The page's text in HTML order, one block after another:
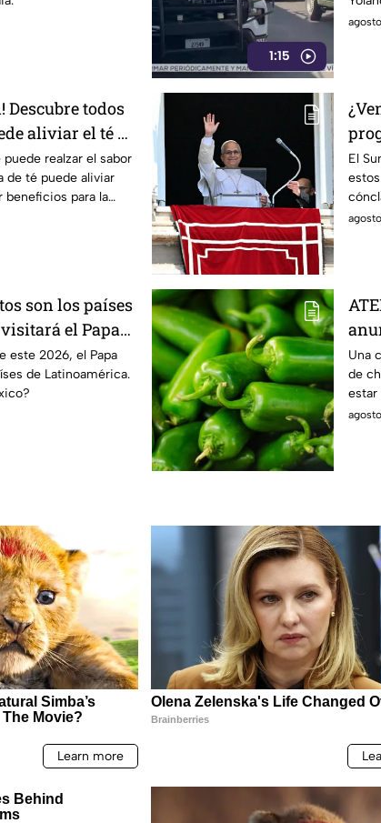
1:15
Descubre todos
aliviar el té de
realzar el sabor
de té puede aliviar
beneficios para la
El
son los países
el Papa
este 2026, el Papa
de Latinoamérica.
por
Una
de
estar